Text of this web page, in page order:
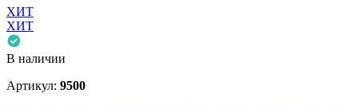
ХИТ
ХИТ
В наличии
Артикул: 9500